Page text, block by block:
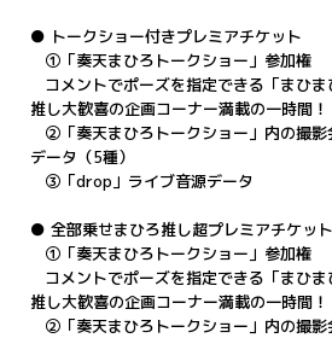
● トークショー付きプレミアチケット
①「奏天まひろトークショー」参加権
コメントでポーズを指定できる「まひ
推し大歓喜の企画コーナー満載の一時間！
②「奏天まひろトークショー」内の撮影
データ（5種）
③「drop」ライブ音源データ
● 全部乗せまひろ推し超プレミアチケット
①「奏天まひろトークショー」参加権
コメントでポーズを指定できる「まひ
推し大歓喜の企画コーナー満載の一時間！
②「奏天まひろトークショー」内の撮影